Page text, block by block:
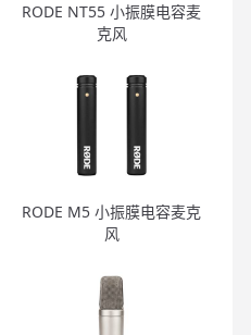
RODE NT55 小振膜电容麦
克风
RODE M5 小振膜电容麦克
风